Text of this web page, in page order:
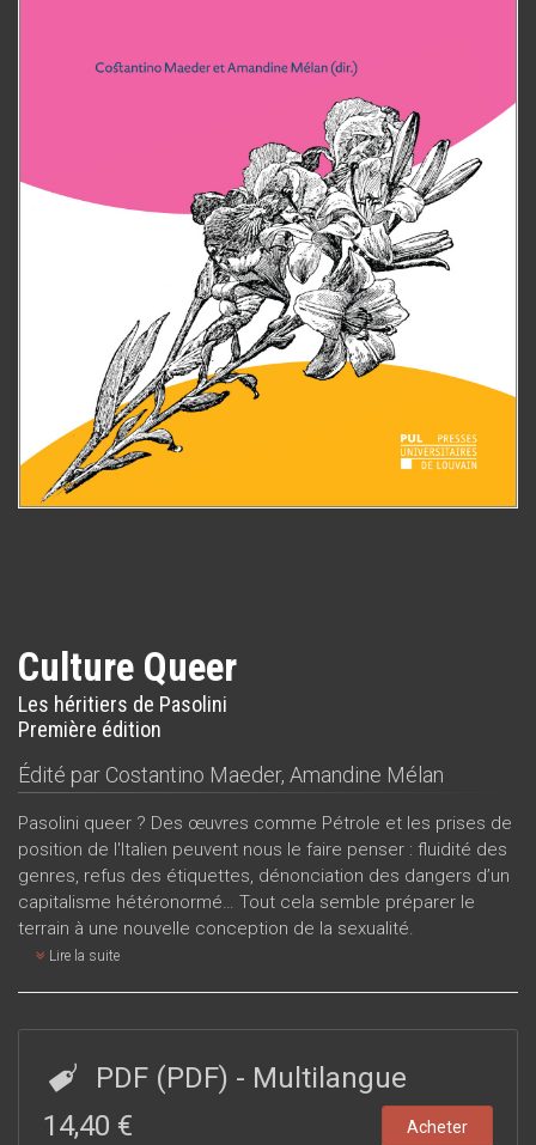
Culture Queer
Les héritiers de Pasolini
Première édition
Édité par Costantino Maeder, Amandine Mélan
Pasolini queer ? Des œuvres comme Pétrole et les prises de
position de l'Italien peuvent nous le faire penser : fluidité des
genres, refus des étiquettes, dénonciation des dangers d’un
capitalisme hétéronormé… Tout cela semble préparer le
terrain à une nouvelle conception de la sexualité.
Lire la suite
PDF (PDF) - Multilangue
14,40 €
Acheter